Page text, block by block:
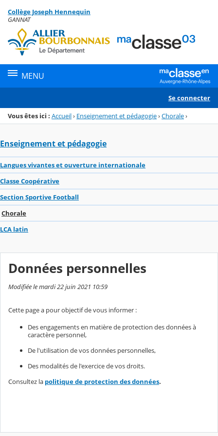
Menu de la rubrique
Contenu
Collège Joseph Hennequin
GANNAT
MENU
Se connecter
Vous êtes ici : Accueil› Enseignement et pédagogie›Chorale›
Enseignement et pédagogie
Langues vivantes et ouverture internationale
Classe Coopérative
Section Sportive Football
Chorale
LCA latin
Données personnelles
Modifiée le mardi 22 juin 2021 10:59
Cette page a pour objectif de vous informer :
Des engagements en matière de protection des données à
caractère personnel,
De l'utilisation de vos données personnelles,
Des modalités de l'exercice de vos droits.
Consultez la politique de protection des données.